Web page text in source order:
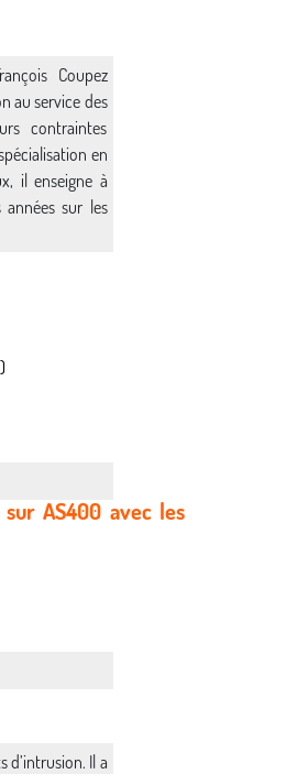
Coupez
au service des
contraintes
en
il enseigne à
années sur les
AS400 avec les
d’intrusion. Il a